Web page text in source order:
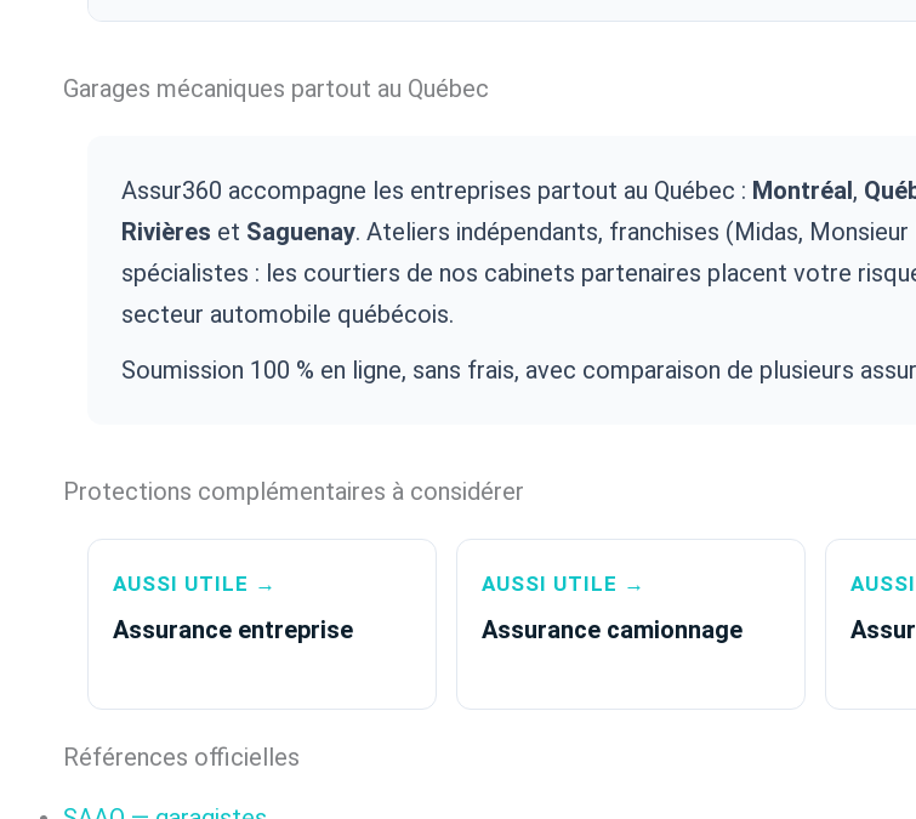
Garages mécaniques partout au Québec
Assur360 accompagne les entreprises partout au Québec : Montréal,
Rivières et Saguenay. Ateliers indépendants, franchises (Midas,
spécialistes : les courtiers de nos cabinets partenaires placent votre
secteur automobile québécois.
Soumission 100 % en ligne, sans frais, avec comparaison de plusieurs
Protections complémentaires à considérer
AUSSI UTILE →
Assurance entreprise
AUSSI UTILE →
Assurance camionnage
Références officielles